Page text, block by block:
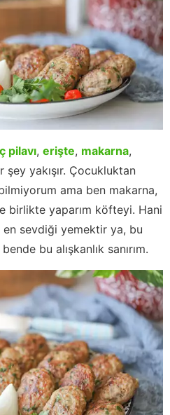
pilavı, erişte, makarna,
şey yakışır. Çocukluktan
ama ben makarna,
birlikte yaparım köfteyi. Hani
sevdiği yemektir ya, bu
bu alışkanlık sanırım.